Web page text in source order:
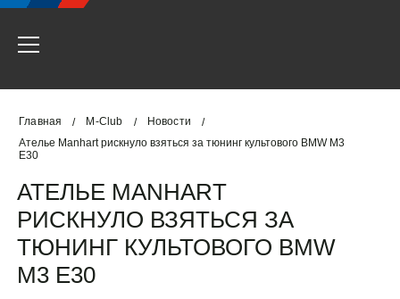
Главная / M-Club / Новости
/
Ателье Manhart рискнуло взяться за тюнинг культового BMW M3
E30
АТЕЛЬЕ MANHART
РИСКНУЛО ВЗЯТЬСЯ ЗА
ТЮНИНГ КУЛЬТОВОГО BMW
M3 E30